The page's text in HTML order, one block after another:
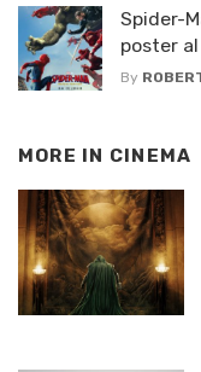
Spider-
poster
By
MORE IN CINEMA